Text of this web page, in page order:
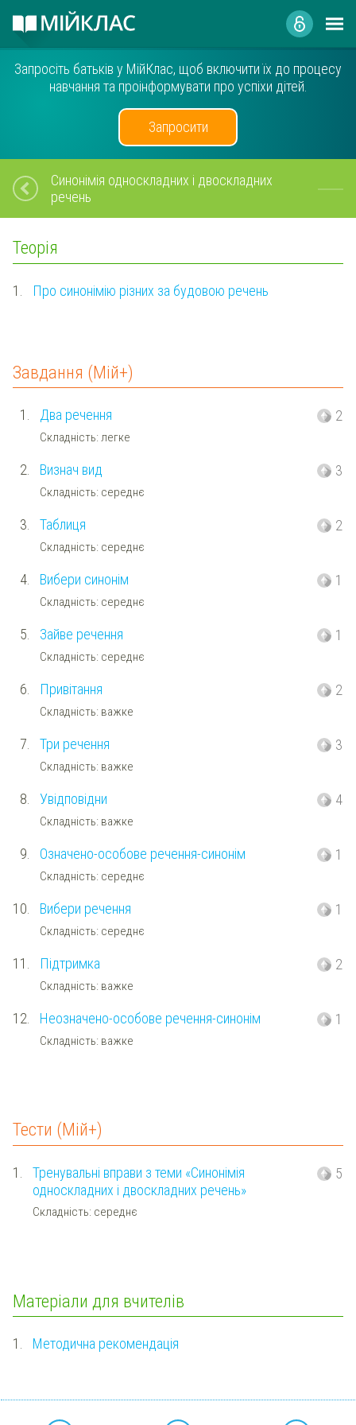
Запросіть батьків у МійКлас, щоб включити їх до процесу
навчання та проінформувати про успіхи дітей.
Запросити
Синонімія односкладних і двоскладних
речень
Теорія
1. Про синонімію різних за будовою речень
Завдання (Мій+)
1. Два речення
Складність: легке
2
2. Визнач вид
Складність: середнє
3
3. Таблиця
Складність: середнє
2
4. Вибери синонім
Складність: середнє
1
5. Зайве речення
Складність: середнє
1
6. Привітання
Складність: важке
2
7. Три речення
Складність: важке
3
8. Увідповідни
Складність: важке
4
9. Означено-особове речення-синонім
Складність: середнє
1
10. Вибери речення
Складність: середнє
1
11. Підтримка
Складність: важке
2
12. Неозначено-особове речення-синонім
Складність: важке
1
Тести (Мій+)
1.
Тренувальні вправи з теми «Синонімія
односкладних і двоскладних речень»
Складність: середнє
5
Матеріали для вчителів
1. Методична рекомендація